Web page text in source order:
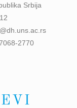
Srbija
2770